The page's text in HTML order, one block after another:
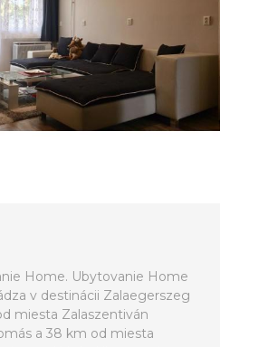
Home. Ubytovanie Home
v destinácii Zalaegerszeg
miesta Zalaszentiván
a 38 km od miesta